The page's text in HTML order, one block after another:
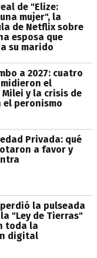
de "Elize:
mujer", la
de Netflix sobre
esposa que
su marido
a 2027: cuatro
el
y la crisis de
el peronismo
Privada: qué
a favor y
la pulseada
"Ley de Tierras"
toda la
digital